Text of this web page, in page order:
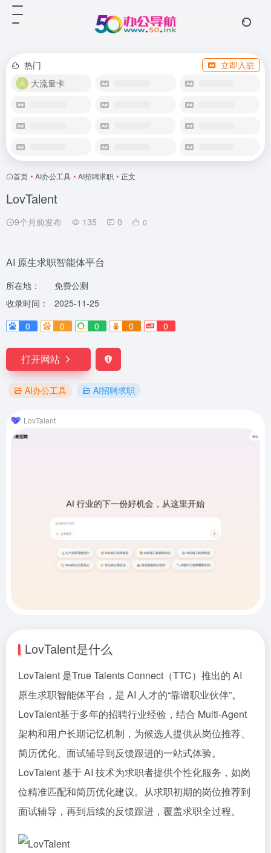
热门
立即入驻
大流量卡
首页 • AI办公工具 • AI招聘求职 • 正文
LovTalent
9个月前发布 135 0 0
AI 原生求职智能体平台
所在地：
免费公测
收录时间：
2025-11-25
0
0 0 0 0
打开网站
AI办公工具 AI招聘求职
LovTalent
LovTalent是什么
LovTalent 是True Talents Connect（TTC）推出的 AI
原生求职智能体平台，是 AI 人才的“靠谱职业伙伴”。
LovTalent基于多年的招聘行业经验，结合 Multi-Agent
架构和用户长期记忆机制，为候选人提供从岗位推荐、
简历优化、面试辅导到反馈跟进的一站式体验。
LovTalent 基于 AI 技术为求职者提供个性化服务，如岗
位精准匹配和简历优化建议。从求职初期的岗位推荐到
面试辅导，再到后续的反馈跟进，覆盖求职全过程。